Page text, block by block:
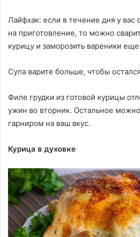
Лайфхак: если в течение дня у вас
на приготовление, то можно
курицу и заморозить вареники
Супа варите больше, чтобы
Филе грудки из готовой курицы
ужин во вторник. Остальное
гарниром на ваш вкус.
Курица в духовке